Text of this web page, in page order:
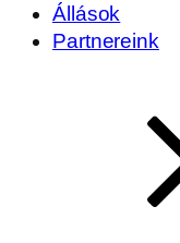
Állások
Partnereink